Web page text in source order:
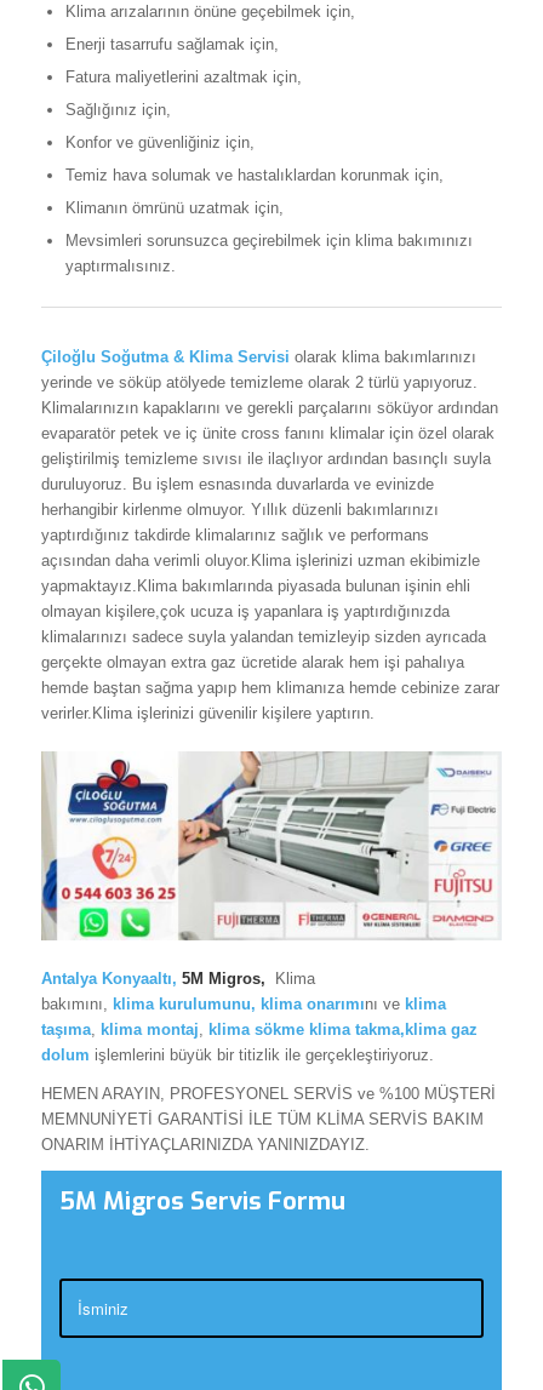
Klima arızalarının önüne geçebilmek için,
Enerji tasarrufu sağlamak için,
Fatura maliyetlerini azaltmak için,
Sağlığınız için,
Konfor ve güvenliğiniz için,
Temiz hava solumak ve hastalıklardan korunmak için,
Klimanın ömrünü uzatmak için,
Mevsimleri sorunsuzca geçirebilmek için klima bakımınızı
yaptırmalısınız.
Çiloğlu Soğutma & Klima Servisi olarak klima bakımlarınızı
yerinde ve söküp atölyede temizleme olarak 2 türlü yapıyoruz.
Klimalarınızın kapaklarını ve gerekli parçalarını söküyor ardından
evaparatör petek ve iç ünite cross fanını klimalar için özel olarak
geliştirilmiş temizleme sıvısı ile ilaçlıyor ardından basınçlı suyla
duruluyoruz. Bu işlem esnasında duvarlarda ve evinizde
herhangibir kirlenme olmuyor. Yıllık düzenli bakımlarınızı
yaptırdığınız takdirde klimalarınız sağlık ve performans
açısından daha verimli oluyor.Klima işlerinizi uzman ekibimizle
yapmaktayız.Klima bakımlarında piyasada bulunan işinin ehli
olmayan kişilere,çok ucuza iş yapanlara iş yaptırdığınızda
klimalarınızı sadece suyla yalandan temizleyip sizden ayrıcada
gerçekte olmayan extra gaz ücretide alarak hem işi pahalıya
hemde baştan sağma yapıp hem klimanıza hemde cebinize zarar
verirler.Klima işlerinizi güvenilir kişilere yaptırın.
Antalya Konyaaltı, 5M Migros,
Klima
bakımını,
klima kurulumunu, klima onarımını ve klima
taşıma, klima montaj klima sökme klima takma,klima gaz
dolum işlemlerini büyük bir titizlik ile gerçekleştiriyoruz.
HEMEN ARAYIN, PROFESYONEL SERVİS ve %100 MÜŞTERİ
MEMNUNİYETİ GARANTİSİ İLE TÜM KLİMA SERVİS BAKIM
ONARIM İHTİYAÇLARINIZDA YANINIZDAYIZ.
5M Migros Servis Formu